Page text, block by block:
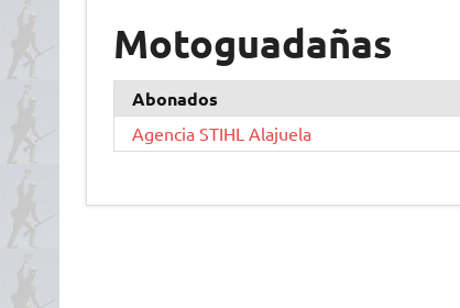
Motoguadañas
Abonados
Agencia STIHL Alajuela